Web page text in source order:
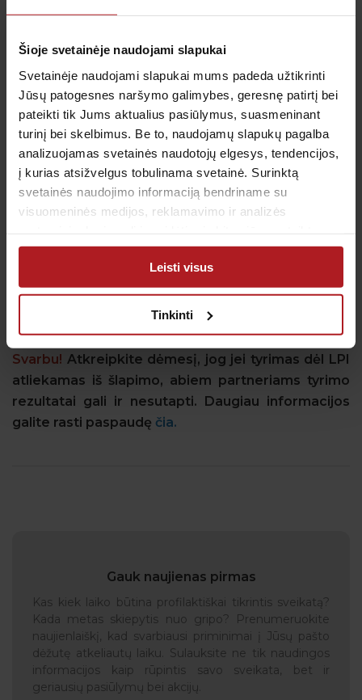
Šioje svetainėje naudojami slapukai
Svetainėje naudojami slapukai mums padeda užtikrinti
Jūsų patogesnes naršymo galimybes, geresnę patirtį bei
pateikti tik Jums aktualius pasiūlymus, suasmeninant
turinį bei skelbimus. Be to, naudojamų slapukų pagalba
analizuojamas svetainės naudotojų elgesys, tendencijos,
į kurias atsižvelgus tobulinama svetainė. Surinktą
svetainės naudojimo informaciją bendriname su
visuomeninės medijos, reklamavimo ir analizės
arba naudojant paslaugas surinktos informacijos.
Leisti visus
Tinkinti
vyrams sukelia skausmą šlapinantis. Iš lytinių takų
aptinkamos išskyros, kurios gali pasižymėti neįprastu
kvapu. Moterys, užsikrėtusios Mycoplasma hominis
infekcija, kartais jaučia skausmą lytinių santykių
metu.
Ureaplasma spp.
moters organizme dažniausiai
randama sergant gimdos kaklelio, mažojo dubens
randama sergant šlaplės, prostatos uždegimais, tai
gali pabloginti ir spermos kokybę.
Moterims rekomenduojama atlikti visus tyrimus iš
nuograndų.
Svarbu! Atkreipkite dėmesį, jog jei tyrimas dėl LPI
atliekamas iš šlapimo, abiem partneriams tyrimo
rezultatai gali ir nesutapti. Daugiau informacijos
galite rasti paspaudę čia.
Gauk naujienas pirmas
Kas kiek laiko būtina profilaktiškai tikrintis sveikatą?
Kada metas skiepytis nuo gripo? Prenumeruokite
naujienlaiškį, kad svarbiausi priminimai į Jūsų pašto
dėžutę atkeliautų laiku. Sulauksite ne tik naudingos
informacijos kaip rūpintis savo sveikata, bet ir
geriausių pasiūlymų bei akcijų.